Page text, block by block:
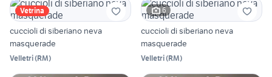
Vetrina
cuccioli di siberiano neva
masquerade
Velletri(RM)
6
cuccioli di siberiano neva
masquerade
Velletri(RM)